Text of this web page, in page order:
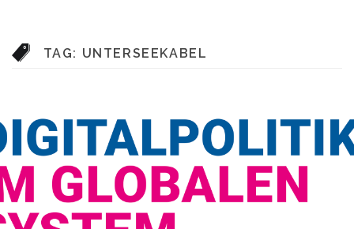
TAG: UNTERSEEKABEL